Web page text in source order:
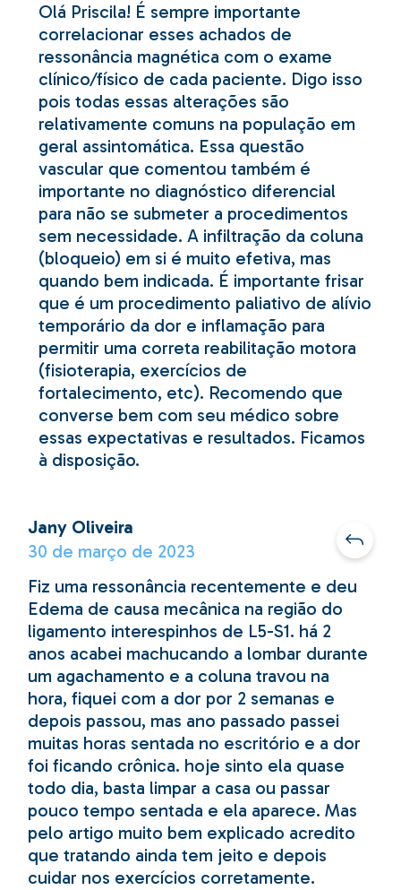
Olá Priscila! É sempre importante
correlacionar esses achados de
ressonância magnética com o exame
clínico/físico de cada paciente. Digo isso
pois todas essas alterações são
relativamente comuns na população em
geral assintomática. Essa questão
vascular que comentou também é
importante no diagnóstico diferencial
para não se submeter a procedimentos
sem necessidade. A infiltração da coluna
(bloqueio) em si é muito efetiva, mas
quando bem indicada. É importante frisar
que é um procedimento paliativo de alívio
temporário da dor e inflamação para
permitir uma correta reabilitação motora
(fisioterapia, exercícios de
fortalecimento, etc). Recomendo que
converse bem com seu médico sobre
essas expectativas e resultados. Ficamos
à disposição.
Jany Oliveira
30 de março de 2023
Fiz uma ressonância recentemente e deu
Edema de causa mecânica na região do
ligamento interespinhos de L5-S1. há 2
anos acabei machucando a lombar durante
um agachamento e a coluna travou na
hora, fiquei com a dor por 2 semanas e
depois passou, mas ano passado passei
muitas horas sentada no escritório e a dor
foi ficando crônica. hoje sinto ela quase
todo dia, basta limpar a casa ou passar
pouco tempo sentada e ela aparece. Mas
pelo artigo muito bem explicado acredito
que tratando ainda tem jeito e depois
cuidar nos exercícios corretamente.